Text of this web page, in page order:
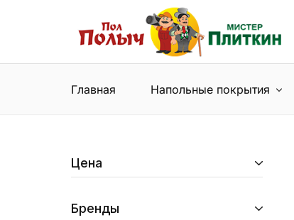
Пол
Полыч
Плиткин
Сеть
магазинов
и
керамической
Главная Напольные покрытия
Цена
Бренды